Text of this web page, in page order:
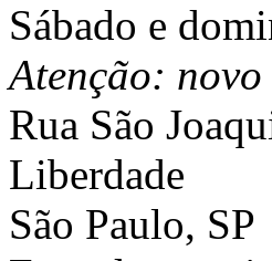
Sábado e
Atenção:
Rua São
Liberdade
São Paulo, SP